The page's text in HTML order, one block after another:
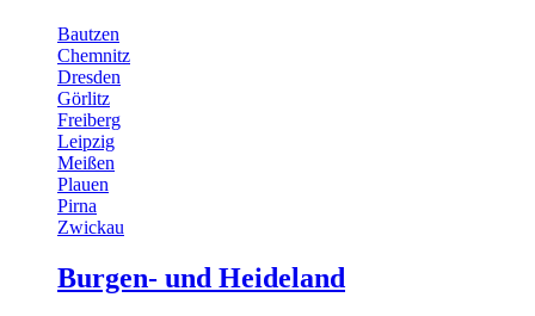
Bautzen
Chemnitz
Dresden
Görlitz
Freiberg
Leipzig
Meißen
Plauen
Pirna
Zwickau
Burgen- und Heideland